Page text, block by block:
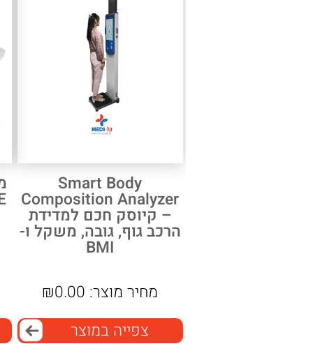
Smart Body
Composition Analyzer
– קיוסק חכם למדידת
הרכב גוף, גובה, משקל ו-
BMI
מחיר מוצר:
₪0.00
צפייה במוצר